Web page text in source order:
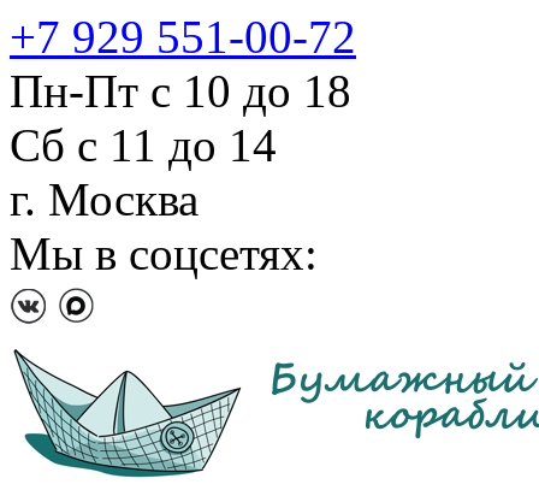
+7 929 551-00-72
Пн-Пт с 10 до 18
Сб с 11 до 14
г. Москва
Мы в соцсетях: